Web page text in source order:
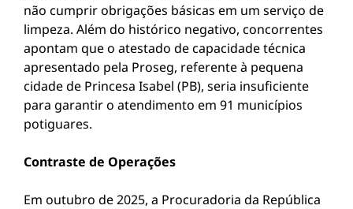
não cumprir obrigações básicas em um serviço de
limpeza. Além do histórico negativo, concorrentes
apontam que o atestado de capacidade técnica
apresentado pela Proseg, referente à pequena
cidade de Princesa Isabel (PB), seria insuficiente
para garantir o atendimento em 91 municípios
potiguares.
​Contraste de Operações
​Em outubro de 2025, a Procuradoria da República